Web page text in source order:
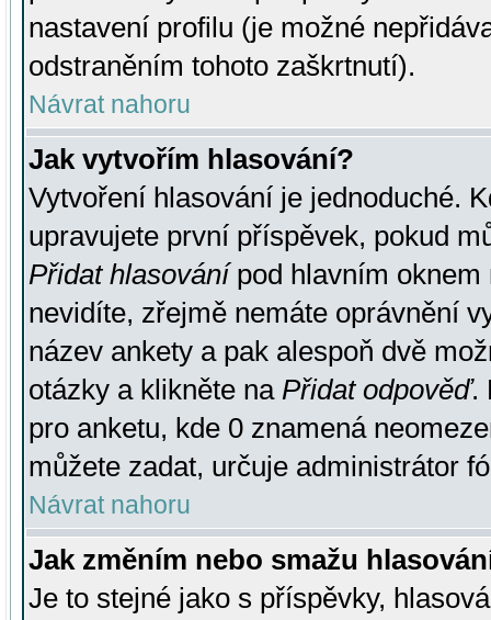
nastavení profilu (je možné
odstraněním tohoto zaškrtnutí).
Návrat nahoru
Jak vytvořím hlasování?
Vytvoření hlasování je jednoduché.
upravujete první příspěvek, pokud
Přidat hlasovánípod hlavním oknem
nevidíte, zřejmě nemáte oprávnění
název ankety a pak alespoň dvě
otázky a klikněte na Přidat odpověď.
pro anketu, kde 0 znamená
můžete zadat, určuje administrátor
Návrat nahoru
Jak změním nebo smažu
Je to stejné jako s příspěvky,